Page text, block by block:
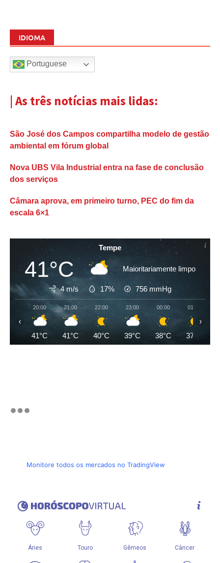
IDIOMA
Portuguese
| As três notícias mais lidas:
São José dos Campos compartilha modelo de gestão
ambiental em fórum global
Nova UBS Vila Industrial entra na fase de conclusão
dos serviços
Câmara aprova, em primeiro turno, PEC do fim da
escala 6×1
Tempe
41°C Maioritariamente limpo
4 m/s 17% 756 mmHg
20:00
41°C
21:00
41°C
22:00
40°C
23:00
39°C
00:00
38°C
01:00
37°C
‹ ›
Monitore todos os mercados no TradingView